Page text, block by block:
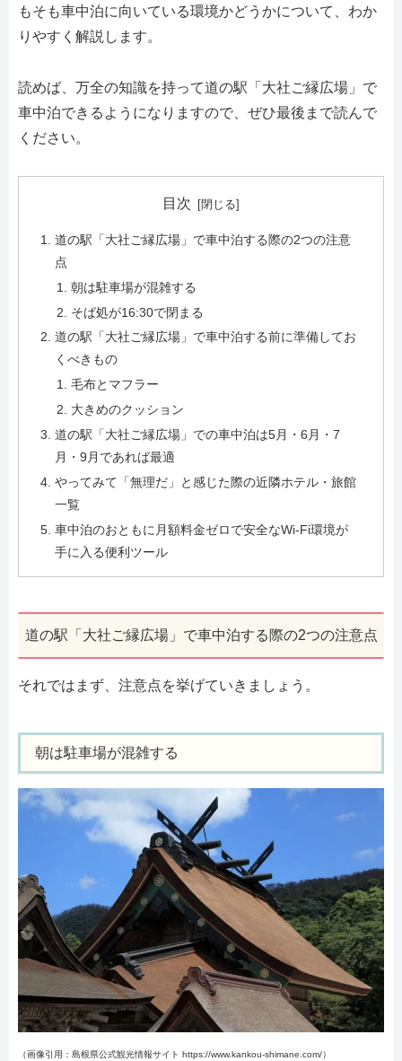
もそも車中泊に向いている環境かどうかについて、わか
りやすく解説します。
読めば、万全の知識を持って道の駅「大社ご縁広場」で
車中泊できるようになりますので、ぜひ最後まで読んで
ください。
目次
道の駅「大社ご縁広場」で車中泊する際の2つの注意
点
朝は駐車場が混雑する
そば処が16:30で閉まる
道の駅「大社ご縁広場」で車中泊する前に準備してお
くべきもの
毛布とマフラー
大きめのクッション
道の駅「大社ご縁広場」での車中泊は5月・6月・7
月・9月であれば最適
やってみて「無理だ」と感じた際の近隣ホテル・旅館
一覧
車中泊のおともに月額料金ゼロで安全なWi-Fi環境が
手に入る便利ツール
道の駅「大社ご縁広場」で車中泊する際の2つの注意点
それではまず、注意点を挙げていきましょう。
朝は駐車場が混雑する
（画像引用：島根県公式観光情報サイト https://www.kankou-shimane.com/）